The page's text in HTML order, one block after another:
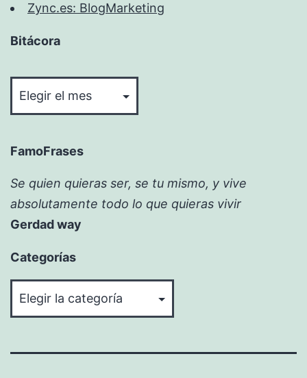
Zync.es: BlogMarketing
Bitácora
FamoFrases
Se quien quieras ser, se tu mismo, y vive
absolutamente todo lo que quieras vivir
Gerdad way
Categorías